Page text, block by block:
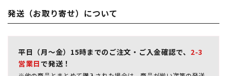
発送（お取り寄せ）について
平日（月～金）15時までのご注文・ご入金確認で、 2-3
営業日 で発送！